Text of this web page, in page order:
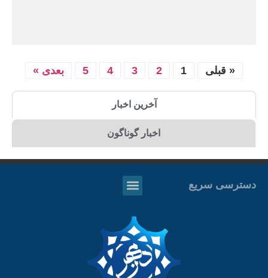
« قبلی 1
2
3
4
5 بعدی »
آخرین اخبار
اخبار گوناگون
دسترسی سریع